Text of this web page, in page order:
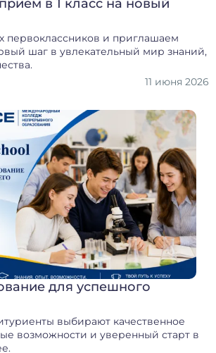
в 1 класс на новый
и приглашаем
шаг в увлекательный мир знаний,
11 июня 2026
для успешного
выбирают качественное
возможности и уверенный старт в